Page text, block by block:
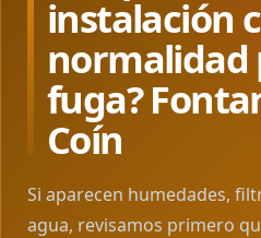
instalación
normalidad
fuga?
Coín
Si aparecen humedades,
agua, revisamos primero